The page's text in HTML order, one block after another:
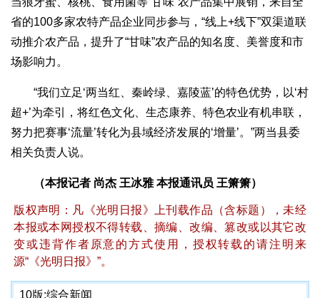
省的100多家农特产品企业同步参与，“线上+线下”双渠道联
动推介农产品，提升了“甘味”农产品的知名度、美誉度和市
场影响力。
“我们立足‘两当红、秦岭绿、嘉陵蓝’的特色优势，以‘村
超+’为牵引，将红色文化、生态康养、特色农业有机串联，
努力把赛事‘流量’转化为县域经济发展的‘增量’。”两当县委
相关负责人说。
（本报记者 尚杰 王冰雅 本报通讯员 王箫箫）
版权声明：凡《光明日报》上刊载作品（含标题），未经
本报或本网授权不得转载、摘编、改编、篡改或以其它改
变或违背作者原意的方式使用，授权转载的请注明来
源“《光明日报》”。
10版:综合新闻